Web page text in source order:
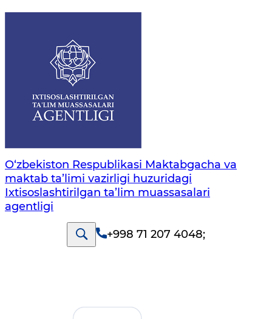
O‘zbekiston Respublikasi Maktabgacha va
maktab ta’limi vazirligi huzuridagi
Ixtisoslashtirilgan ta’lim muassasalari
agentligi
+998 71 207 4048;